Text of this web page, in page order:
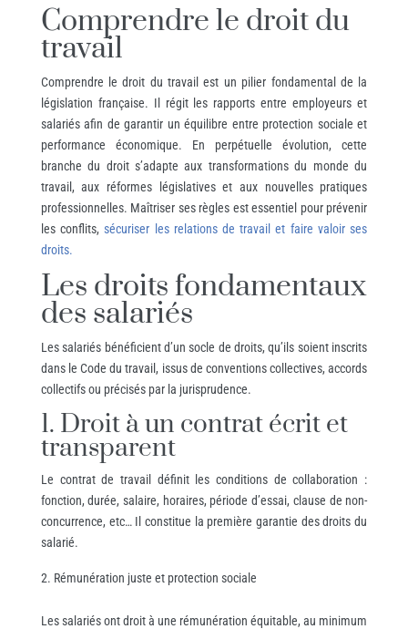
Comprendre le droit du
travail
Comprendre le droit du travail est un pilier fondamental de la
législation française. Il régit les rapports entre employeurs et
salariés afin de garantir un équilibre entre protection sociale et
performance économique. En perpétuelle évolution, cette
branche du droit s’adapte aux transformations du monde du
travail, aux réformes législatives et aux nouvelles pratiques
professionnelles. Maîtriser ses règles est essentiel pour prévenir
les conflits,sécuriser les relations de travail et faire valoir ses
droits.
Les droits fondamentaux
des salariés
Les salariés bénéficient d’un socle de droits, qu’ils soient inscrits
dans le Code du travail, issus de conventions collectives, accords
collectifs ou précisés par la jurisprudence.
1. Droit à un contrat écrit et
transparent
Le contrat de travail définit les conditions de collaboration :
fonction, durée, salaire, horaires, période d’essai, clause de non-
concurrence, etc… Il constitue la première garantie des droits du
salarié.
Rémunération juste et protection sociale
Les salariés ont droit à une rémunération équitable, au minimum